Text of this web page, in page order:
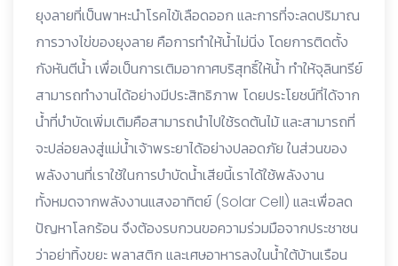
ยุงลายที่เป็นพาหะนำโรคไข้เลือดออก และการที่จะลดปริมาณ
การวางไข่ของยุงลาย คือการทำให้น้ำไม่นิ่ง โดยการติดตั้ง
กังหันตีน้ำ เพื่อเป็นการเติมอากาศบริสุทธิ์ให้น้ำ ทำให้จุลินทรีย์
สามารถทำงานได้อย่างมีประสิทธิภาพ โดยประโยชน์ที่ได้จาก
น้ำที่บำบัดเพิ่มเติมคือสามารถนำไปใช้รดต้นไม้ และสามารถที่
จะปล่อยลงสู่แม่น้ำเจ้าพระยาได้อย่างปลอดภัย ในส่วนของ
พลังงานที่เราใช้ในการบำบัดน้ำเสียนี้เราได้ใช้พลังงาน
ทั้งหมดจากพลังงานแสงอาทิตย์ (Solar Cell) และเพื่อลด
ปัญหาโลกร้อน จึงต้องรบกวนขอความร่วมมือจากประชาชน
ว่าอย่าทิ้งขยะ พลาสติก และเศษอาหารลงในน้ำใต้บ้านเรือน